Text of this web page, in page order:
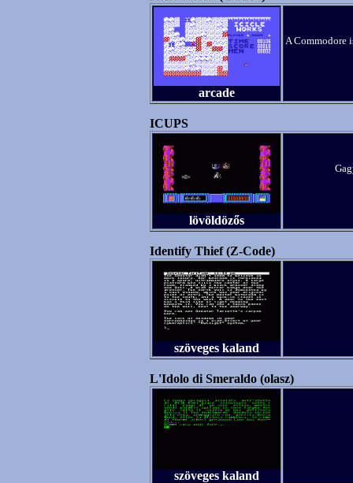
arcade
A Commodore
ICUPS
lövöldözős
Identify Thief (Z-Code)
szöveges kaland
L'Idolo di Smeraldo (olasz)
szöveges kaland